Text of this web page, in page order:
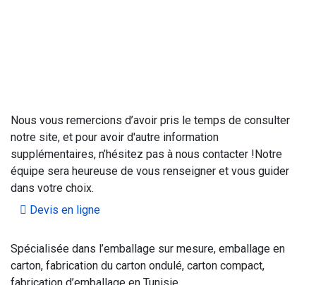
Nous vous remercions d’avoir pris le temps de consulter
notre site, et pour avoir d'autre information
supplémentaires, n’hésitez pas à nous contacter !Notre
équipe sera heureuse de vous renseigner et vous guider
dans votre choix.
Devis en ligne
Spécialisée dans l’emballage sur mesure, emballage en
carton, fabrication du carton ondulé, carton compact,